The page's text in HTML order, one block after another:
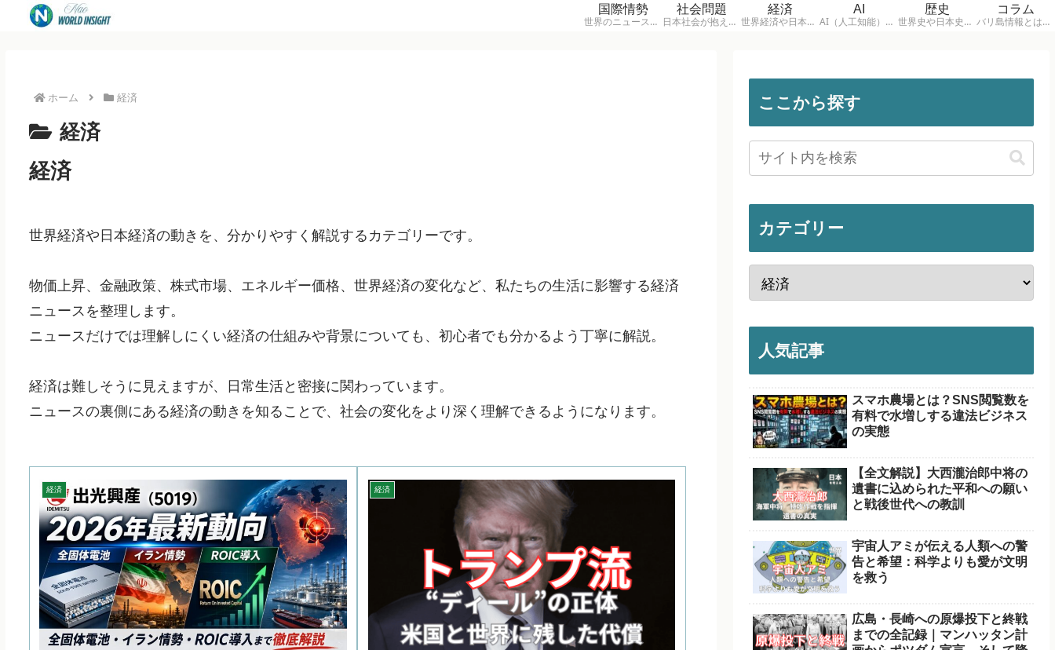
国際情勢
世界のニュースや国際情勢の背景をわかりやすく解説するコラムカテゴリ。戦争、外交、国際関係など、ニュースだけでは見えない世界の動きを深く読み解きます。
社会問題
日本社会が抱える問題や課題について考えるコラムカテゴリ。少子化、経済、政治、社会問題など日本の未来についてわかりやすく解説します。
経済
世界経済や日本経済の動きをわかりやすく解説するカテゴリ。物価、円安、金融政策、景気などニュースの背景を深く読み解きます。
AI
AI（人工知能）やテクノロジーの進化が社会に与える影響を解説するカテゴリ。ChatGPTなど最新AIの動向や未来社会について考察します。
歴史
世界史や日本史を通して、国家や社会の変化を読み解くコラムカテゴリ。歴史の出来事を現代社会と結びつけながらわかりやすく解説します。
コラム
バリ島情報とは別に、日本や世界の出来事、社会の動き、旅や価値観について考えるコラムです。ニュースの背景や現地視点、個人的な体験を交えながら、少し立ち止まって考える視点を届けます。
ホーム 経済
経済
経済
世界経済や日本経済の動きを、分かりやすく解説するカテゴリーです。
物価上昇、金融政策、株式市場、エネルギー価格、世界経済の変化など、私たちの生活に影響する経済
ニュースを整理します。
ニュースだけでは理解しにくい経済の仕組みや背景についても、初心者でも分かるよう丁寧に解説。
経済は難しそうに見えますが、日常生活と密接に関わっています。
ニュースの裏側にある経済の動きを知ることで、社会の変化をより深く理解できるようになります。
経済 経済
ここから探す
カテゴリー
人気記事
スマホ農場とは？SNS閲覧数を
有料で水増しする違法ビジネス
の実態
【全文解説】大西瀧治郎中将の
遺書に込められた平和への願い
と戦後世代への教訓
宇宙人アミが伝える人類への警
告と希望：科学よりも愛が文明
を救う
広島・長崎への原爆投下と終戦
までの全記録｜マンハッタン計